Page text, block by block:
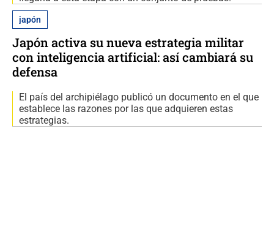
japón
Japón activa su nueva estrategia militar
con inteligencia artificial: así cambiará su
defensa
El país del archipiélago publicó un documento en el que
establece las razones por las que adquieren estas
estrategias.